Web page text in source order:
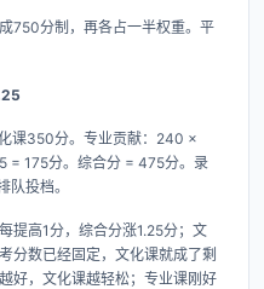
750分制，再各占一半权重。平
课350分。专业贡献：240 ×
= 175分。综合分 = 475分。录
投档。
提高1分，综合分涨1.25分；文
分数已经固定，文化课就成了剩
好，文化课越轻松；专业课刚好